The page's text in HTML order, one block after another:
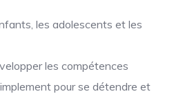
les adolescents et les
les compétences
pour se détendre et